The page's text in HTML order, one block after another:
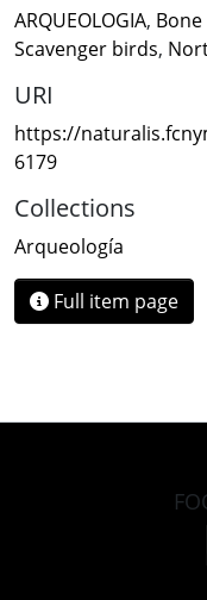
ARQUEOLOGIA,
Scavenger birds,
URI
https://
6179
Collections
Arqueología
Full item page